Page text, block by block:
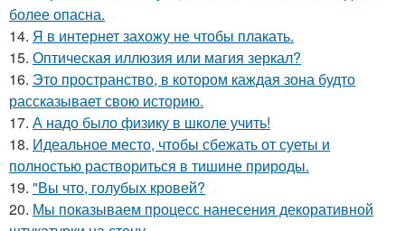
более опасна.
14. Я в интернет захожу не чтобы плакать.
15. Оптическая иллюзия или магия зеркал?
16. Это пространство, в котором каждая зона будто
рассказывает свою историю.
17. А надо было физику в школе учить!
18. Идеальное место, чтобы сбежать от суеты и
полностью раствориться в тишине природы.
19. "Вы что, голубых кровей?
20. Мы показываем процесс нанесения декоративной